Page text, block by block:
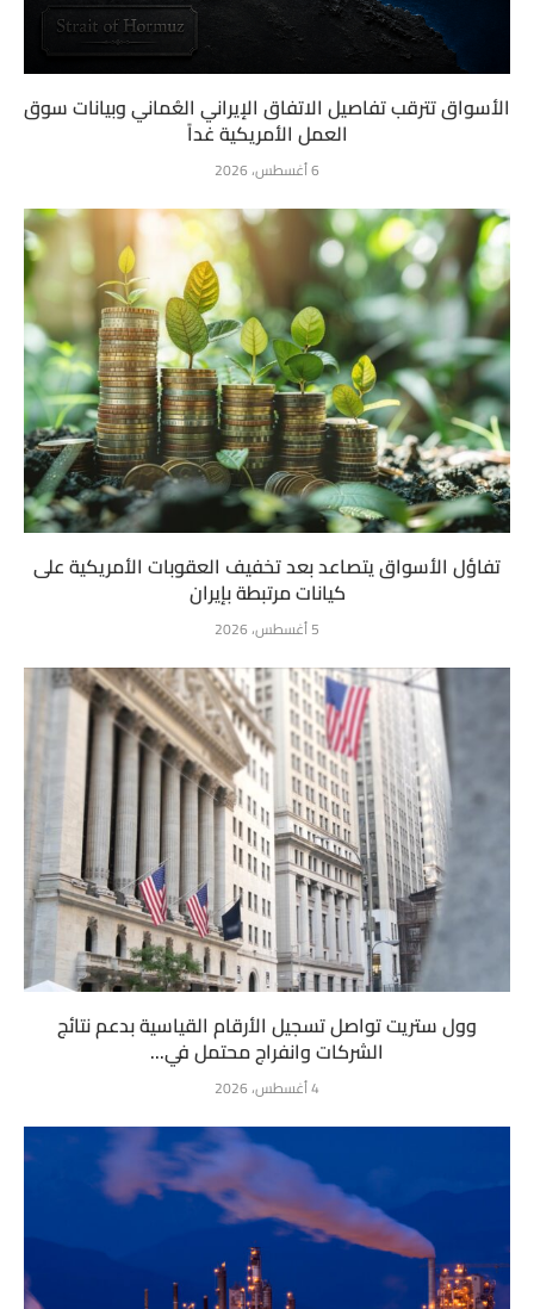
الأسواق تترقب تفاصيل الاتفاق الإيراني العُماني وبيانات سوق
العمل الأمريكية غداً
6 أغسطس، 2026
تفاؤل الأسواق يتصاعد بعد تخفيف العقوبات الأمريكية على
كيانات مرتبطة بإيران
5 أغسطس، 2026
وول ستريت تواصل تسجيل الأرقام القياسية بدعم نتائج
الشركات وانفراج محتمل في...
4 أغسطس، 2026